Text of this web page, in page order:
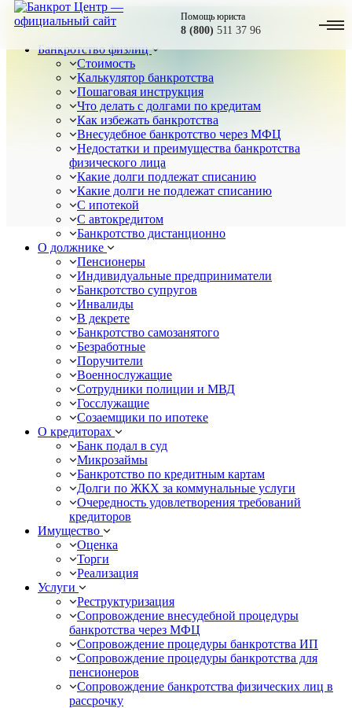
Помощь юриста
8 (800) 511 37 96
Банкротство физлиц
Стоимость
Калькулятор банкротства
Пошаговая инструкция
Что делать с долгами по кредитам
Как избежать банкротства
Внесудебное банкротство через МФЦ
Недостатки и преимущества банкротства
физического лица
Какие долги подлежат списанию
Какие долги не подлежат списанию
С ипотекой
С автокредитом
Банкротство дистанционно
О должнике
Пенсионеры
Индивидуальные предприниматели
Банкротство супругов
Инвалиды
В декрете
Банкротство самозанятого
Безработные
Поручители
Военнослужащие
Сотрудники полиции и МВД
Госслужащие
Созаемщики по ипотеке
О кредиторах
Банк подал в суд
Микрозаймы
Банкротство по кредитным картам
Долги по ЖКХ за коммунальные услуги
Очередность удовлетворения требований
кредиторов
Имущество
Оценка
Торги
Реализация
Услуги
Реструктуризация
Сопровождение внесудебной процедуры
банкротства через МФЦ
Сопровождение процедуры банкротства ИП
Сопровождение процедуры банкротства для
пенсионеров
Сопровождение банкротства физических лиц в
рассрочку